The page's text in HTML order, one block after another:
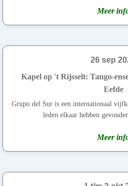
Meer
26 sep
Kapel op 't Rijsselt: Tango-
Eefde
Grupo del Sur is een internationaal
leden elkaar hebben
Meer